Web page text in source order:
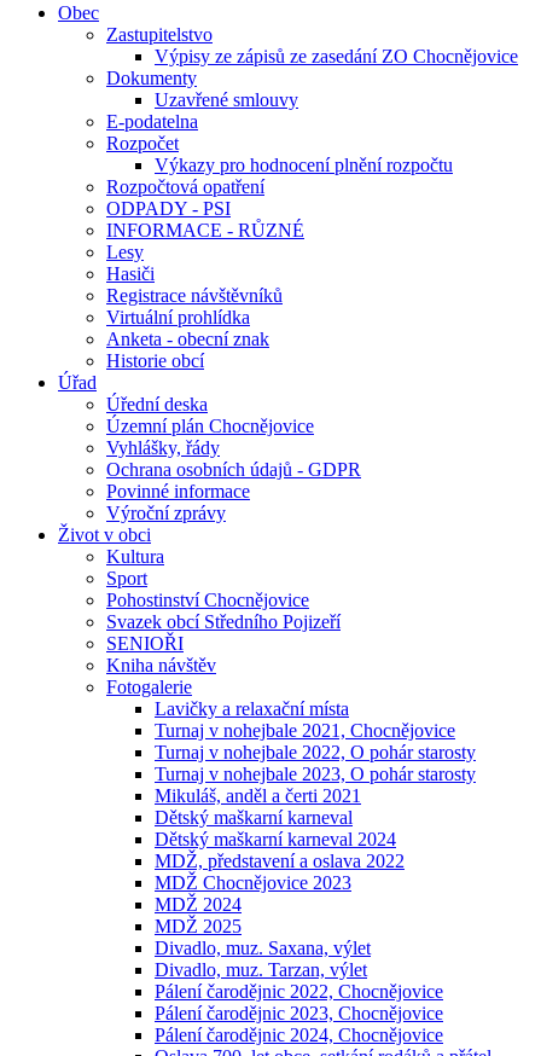
Obec
Zastupitelstvo
Výpisy ze zápisů ze zasedání ZO Chocnějovice
Dokumenty
Uzavřené smlouvy
E-podatelna
Rozpočet
Výkazy pro hodnocení plnění rozpočtu
Rozpočtová opatření
ODPADY - PSI
INFORMACE - RŮZNÉ
Lesy
Hasiči
Registrace návštěvníků
Virtuální prohlídka
Anketa - obecní znak
Historie obcí
Úřad
Úřední deska
Územní plán Chocnějovice
Vyhlášky, řády
Ochrana osobních údajů - GDPR
Povinné informace
Výroční zprávy
Život v obci
Kultura
Sport
Pohostinství Chocnějovice
Svazek obcí Středního Pojizeří
SENIOŘI
Kniha návštěv
Fotogalerie
Lavičky a relaxační místa
Turnaj v nohejbale 2021, Chocnějovice
Turnaj v nohejbale 2022, O pohár starosty
Turnaj v nohejbale 2023, O pohár starosty
Mikuláš, anděl a čerti 2021
Dětský maškarní karneval
Dětský maškarní karneval 2024
MDŽ, představení a oslava 2022
MDŽ Chocnějovice 2023
MDŽ 2024
MDŽ 2025
Divadlo, muz. Saxana, výlet
Divadlo, muz. Tarzan, výlet
Pálení čarodějnic 2022, Chocnějovice
Pálení čarodějnic 2023, Chocnějovice
Pálení čarodějnic 2024, Chocnějovice